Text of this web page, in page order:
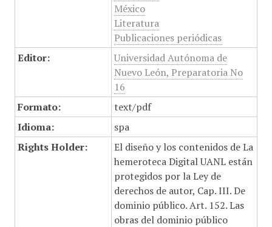
México
Literatura
Publicaciones periódicas
Editor:
Universidad Autónoma de
Nuevo León, Preparatoria No
16
Formato:
text/pdf
Idioma:
spa
Rights Holder:
El diseño y los contenidos de La
hemeroteca Digital UANL están
protegidos por la Ley de
derechos de autor, Cap. III. De
dominio público. Art. 152. Las
obras del dominio público